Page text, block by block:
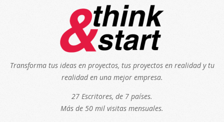
Transforma tus ideas en proyectos, tus proyectos en realidad y tu
realidad en una mejor empresa.
27 Escritores, de 7 países.
Más de 50 mil visitas mensuales.